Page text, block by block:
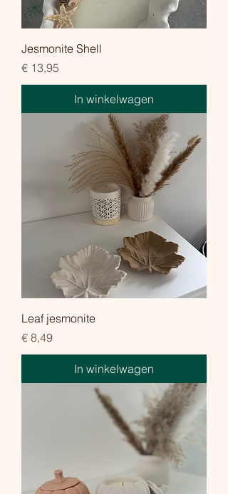
Jesmonite Shell
Prijs
€ 13,95
In winkelwagen
Leaf jesmonite
Prijs
€ 8,49
In winkelwagen